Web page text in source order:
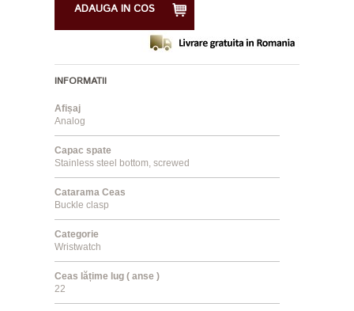
ADAUGA IN COS
INFORMATII
Afișaj
Analog
Capac spate
Stainless steel bottom, screwed
Catarama Ceas
Buckle clasp
Categorie
Wristwatch
Ceas lățime lug ( anse )
22